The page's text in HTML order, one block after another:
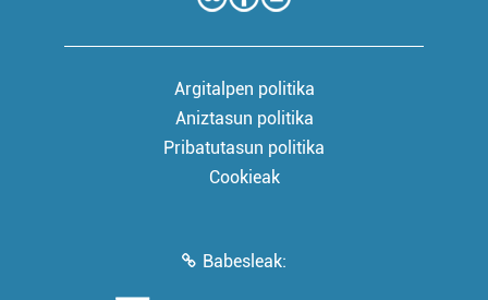
Argitalpen politika
Aniztasun politika
Pribatutasun politika
Cookieak
Babesleak: